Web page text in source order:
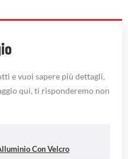
e vuoi sapere più dettagli,
qui, ti risponderemo non
Con Velcro